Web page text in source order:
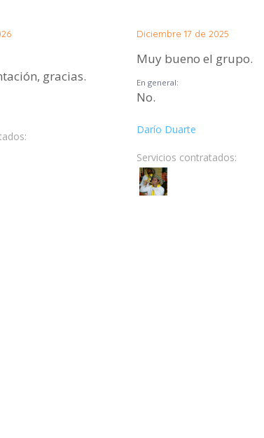
gracias.
Diciembre 17 de 2025
Muy bueno el grupo.
En general:
No.
Darío Duarte
Servicios contratados: